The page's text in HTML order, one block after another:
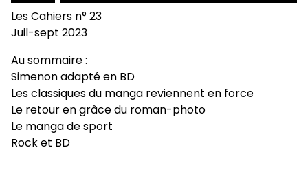
Les Cahiers n° 23
Juil-sept 2023
Au sommaire :
Simenon adapté en BD
Les classiques du manga reviennent en force
Le retour en grâce du roman-photo
Le manga de sport
Rock et BD